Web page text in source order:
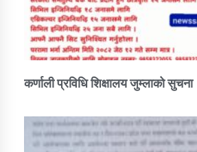
कर्णाली प्रविधि शिक्षालय जुम्लाको सुचना